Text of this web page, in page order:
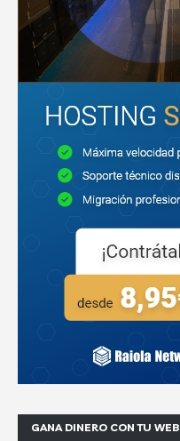
GANA DINERO CON TU WEB